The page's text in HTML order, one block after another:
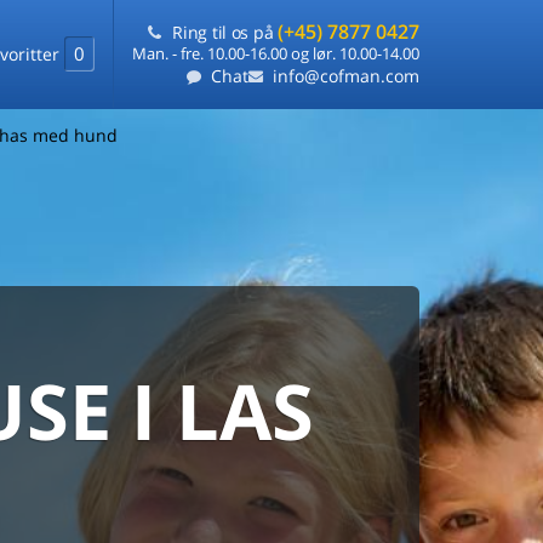
0
Ring til os på (+45) 7877 0427
Man. - fre. 10.00-16.00 og lør. 10.00-14.00
Chat info@cofman.com
med hund
I LAS
laveste pris
ét sted